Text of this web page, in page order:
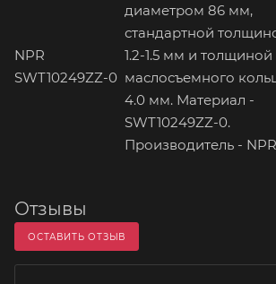
NPR
SWT10249ZZ-0
диаметром 86 мм,
стандартной
1.2-1.5 мм и толщиной
маслосъемного
4.0 мм. Материал -
SWT10249ZZ-0.
Производитель -
Отзывы
ОСТАВИТЬ ОТЗЫВ